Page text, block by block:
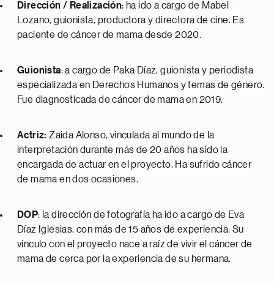
Dirección / Realización: ha ido a cargo de Mabel
Lozano, guionista, productora y directora de cine. Es
paciente de cáncer de mama desde 2020.
Guionista: a cargo de Paka Díaz, guionista y periodista
especializada en Derechos Humanos y temas de género.
Fue diagnosticada de cáncer de mama en 2019.
Actriz: Zaida Alonso, vinculada al mundo de la
interpretación durante más de 20 años ha sido la
encargada de actuar en el proyecto. Ha sufrido cáncer
de mama en dos ocasiones.
DOP: la dirección de fotografía ha ido a cargo de Eva
Díaz Iglesias, con más de 15 años de experiencia. Su
vínculo con el proyecto nace a raíz de vivir el cáncer de
mama de cerca por la experiencia de su hermana.